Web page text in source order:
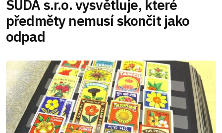
SUDA s.r.o. vysvětluje, které
předměty nemusí skončit jako
odpad